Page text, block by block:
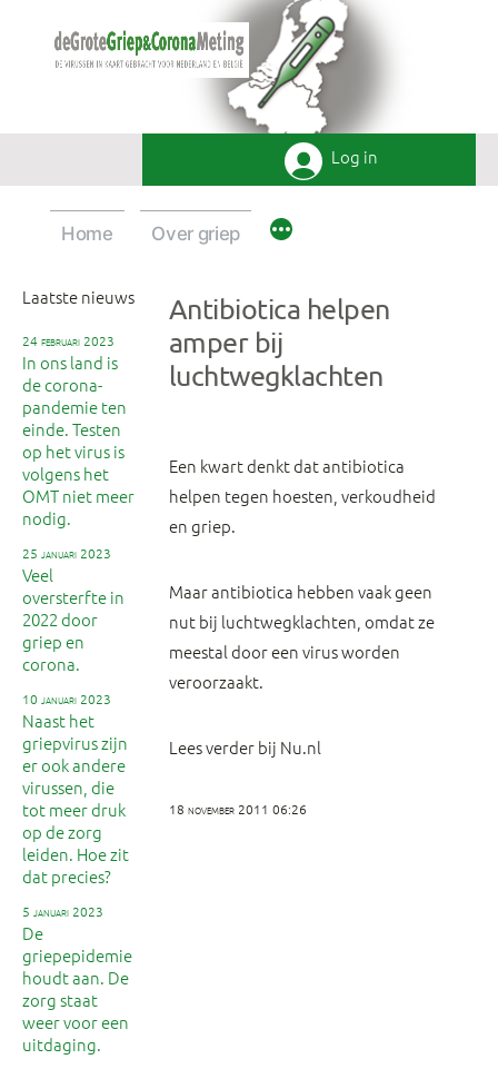
Log in
Home Over griep
Laatste nieuws
24 februari 2023
In ons land is
de corona-
pandemie ten
einde. Testen
op het virus is
volgens het
OMT niet meer
nodig.
25 januari 2023
Veel
oversterfte in
2022 door
griep en
corona.
10 januari 2023
Naast het
griepvirus zijn
er ook andere
virussen, die
tot meer druk
op de zorg
leiden. Hoe zit
dat precies?
5 januari 2023
De
griepepidemie
houdt aan. De
zorg staat
weer voor een
uitdaging.
Antibiotica helpen
amper bij
luchtwegklachten
Een kwart denkt dat antibiotica
helpen tegen hoesten, verkoudheid
en griep.
Maar antibiotica hebben vaak geen
nut bij luchtwegklachten, omdat ze
meestal door een virus worden
veroorzaakt.
Lees verder bij Nu.nl
18 november 2011 06:26